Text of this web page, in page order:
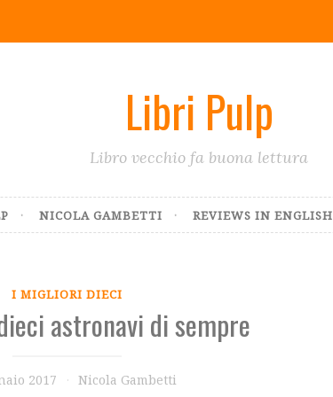
Libri Pulp
Libro vecchio fa buona lettura
NICOLA GAMBETTI REVIEWS IN ENGLISH
I MIGLIORI DIECI
astronavi di sempre
2017 Nicola Gambetti